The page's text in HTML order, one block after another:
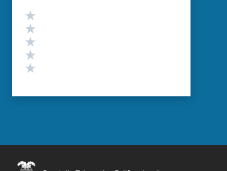
Valutazione